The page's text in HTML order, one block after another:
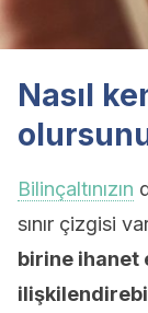
Nasıl
Bilinçaltınızın
sınır çizgisi
birine ihanet